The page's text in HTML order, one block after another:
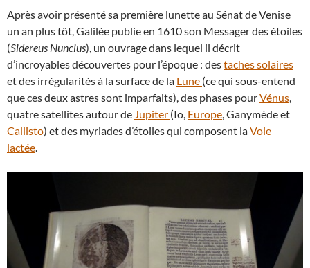
Après avoir présenté sa première lunette au Sénat de Venise
un an plus tôt, Galilée publie en 1610 son Messager des étoiles
(Sidereus Nuncius), un ouvrage dans lequel il décrit
d’incroyables découvertes pour l’époque : destaches solaires
et des irrégularités à la surface de la Lune (ce qui sous-entend
que ces deux astres sont imparfaits), des phases pourVénus
quatre satellites autour de Jupiter (Io, Europe , Ganymède et
Callisto) et des myriades d’étoiles qui composent laVoie
lactée